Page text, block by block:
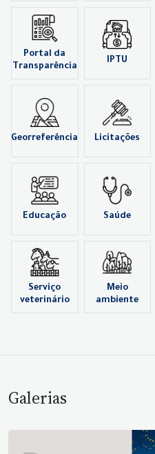
Portal da
Transparência
IPTU
Georreferência Licitações
Educação Saúde
Serviço
veterinário
Meio
ambiente
Galerias